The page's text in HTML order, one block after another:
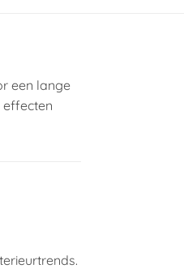
een lange
effecten